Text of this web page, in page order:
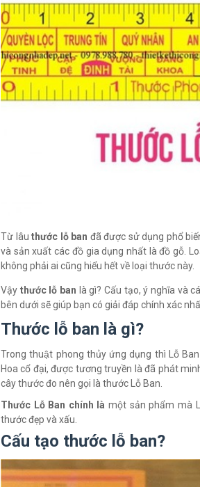
Từ lâuthước lỗ ban đã được sử dụng phổ
và sản xuất các đồ gia dụng nhất là đồ gỗ.
không phải ai cũng hiểu hết về loại thước này.
Vậy thước lỗ ban là gì? Cấu tạo, ý nghĩa và
bên dưới sẽ giúp bạn có giải đáp chính xác
Thước lỗ ban là gì?
Trong thuật phong thủy ứng dụng thì Lỗ
Hoa cổ đại, được tương truyền là đã phát
cây thước đo nên gọi là thước Lỗ Ban.
Thước Lỗ Ban chính là một sản phẩm mà
thước đẹp và xấu.
Cấu tạo thước lỗ ban?